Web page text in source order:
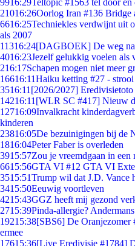
9916:29Teltopic #1563 tel door en
21016:26Oorlog Iran #136 Bridge
6616:25Techniekles verdwijnt uit
als 2007
11316:24[DAGBOEK] De weg
4016:23Jezelf gelukkig voelen als
216:17Schapen mogen niet meer
16616:11Haiku ketting #27 -
3516:11 [2026/2027] Eredivisietoto
14216:11 [WLR SC #417] Nieuw
12716:09Invalkracht
kinderen
23816:05De bezuinigingen bij de
1816:04Peter Faber is overleden
3915:57Zou je vreemdgaan in een
6615:56GTA VI #12 GTA VI
3515:51Trump wil dat J.D. Vance
3415:50Eeuwig voortleven
4215:43GGZ heeft mij gezond
2715:39Pinda-allergie?
19215:38[SBS6] De Oranjezomer
ermee
17615:36[Live Eredivisie #1784]